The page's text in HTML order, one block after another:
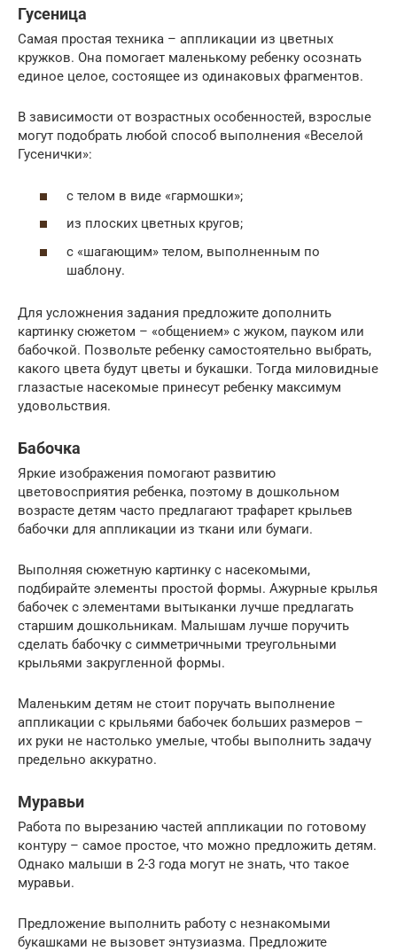
Гусеница
Самая простая техника – аппликации из цветных
кружков. Она помогает маленькому ребенку осознать
единое целое, состоящее из одинаковых фрагментов.
В зависимости от возрастных особенностей, взрослые
могут подобрать любой способ выполнения «Веселой
Гусенички»:
с телом в виде «гармошки»;
из плоских цветных кругов;
с «шагающим» телом, выполненным по
шаблону.
Для усложнения задания предложите дополнить
картинку сюжетом – «общением» с жуком, пауком или
бабочкой. Позвольте ребенку самостоятельно выбрать,
какого цвета будут цветы и букашки. Тогда миловидные
глазастые насекомые принесут ребенку максимум
удовольствия.
Бабочка
Яркие изображения помогают развитию
цветовосприятия ребенка, поэтому в дошкольном
возрасте детям часто предлагают трафарет крыльев
бабочки для аппликации из ткани или бумаги.
Выполняя сюжетную картинку с насекомыми,
подбирайте элементы простой формы. Ажурные крылья
бабочек с элементами вытыканки лучше предлагать
старшим дошкольникам. Малышам лучше поручить
сделать бабочку с симметричными треугольными
крыльями закругленной формы.
Маленьким детям не стоит поручать выполнение
аппликации с крыльями бабочек больших размеров –
их руки не настолько умелые, чтобы выполнить задачу
предельно аккуратно.
Муравьи
Работа по вырезанию частей аппликации по готовому
контуру – самое простое, что можно предложить детям.
Однако малыши в 2-3 года могут не знать, что такое
муравьи.
Предложение выполнить работу с незнакомыми
букашками не вызовет энтузиазма. Предложите